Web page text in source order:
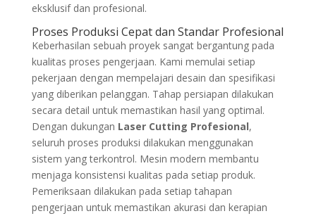
eksklusif dan profesional.
Proses Produksi Cepat dan Standar Profesional
Keberhasilan sebuah proyek sangat bergantung pada
kualitas proses pengerjaan. Kami memulai setiap
pekerjaan dengan mempelajari desain dan spesifikasi
yang diberikan pelanggan. Tahap persiapan dilakukan
secara detail untuk memastikan hasil yang optimal.
Dengan dukungan Laser Cutting Profesional,
seluruh proses produksi dilakukan menggunakan
sistem yang terkontrol. Mesin modern membantu
menjaga konsistensi kualitas pada setiap produk.
Pemeriksaan dilakukan pada setiap tahapan
pengerjaan untuk memastikan akurasi dan kerapian